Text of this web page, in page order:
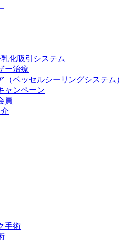
化吸引システム
ー治療
（ベッセルシーリングシステム）
ャンペーン
員
手術